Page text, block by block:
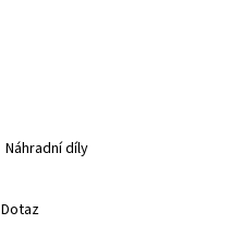
Náhradní díly
Dotaz